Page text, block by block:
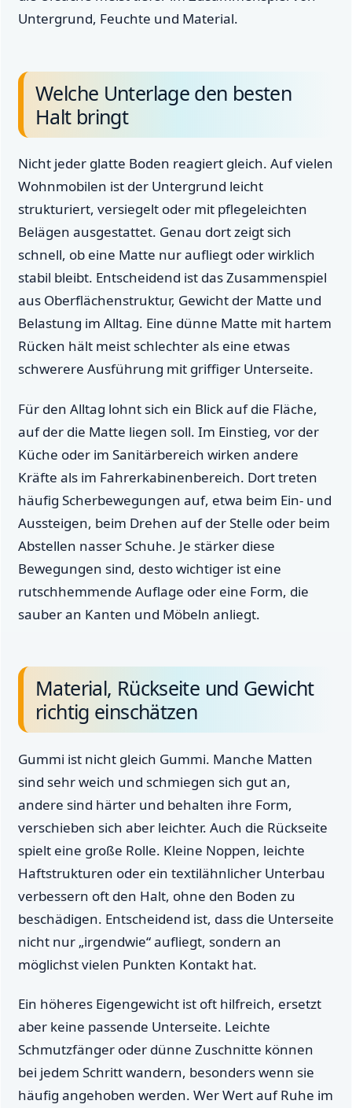
Untergrund, Feuchte und Material.
Welche Unterlage den besten
Halt bringt
Nicht jeder glatte Boden reagiert gleich. Auf vielen
Wohnmobilen ist der Untergrund leicht
strukturiert, versiegelt oder mit pflegeleichten
Belägen ausgestattet. Genau dort zeigt sich
schnell, ob eine Matte nur aufliegt oder wirklich
stabil bleibt. Entscheidend ist das Zusammenspiel
aus Oberflächenstruktur, Gewicht der Matte und
Belastung im Alltag. Eine dünne Matte mit hartem
Rücken hält meist schlechter als eine etwas
schwerere Ausführung mit griffiger Unterseite.
Für den Alltag lohnt sich ein Blick auf die Fläche,
auf der die Matte liegen soll. Im Einstieg, vor der
Küche oder im Sanitärbereich wirken andere
Kräfte als im Fahrerkabinenbereich. Dort treten
häufig Scherbewegungen auf, etwa beim Ein- und
Aussteigen, beim Drehen auf der Stelle oder beim
Abstellen nasser Schuhe. Je stärker diese
Bewegungen sind, desto wichtiger ist eine
rutschhemmende Auflage oder eine Form, die
sauber an Kanten und Möbeln anliegt.
Material, Rückseite und Gewicht
richtig einschätzen
Gummi ist nicht gleich Gummi. Manche Matten
sind sehr weich und schmiegen sich gut an,
andere sind härter und behalten ihre Form,
verschieben sich aber leichter. Auch die Rückseite
spielt eine große Rolle. Kleine Noppen, leichte
Haftstrukturen oder ein textilähnlicher Unterbau
verbessern oft den Halt, ohne den Boden zu
beschädigen. Entscheidend ist, dass die Unterseite
nicht nur „irgendwie“ aufliegt, sondern an
möglichst vielen Punkten Kontakt hat.
Ein höheres Eigengewicht ist oft hilfreich, ersetzt
aber keine passende Unterseite. Leichte
Schmutzfänger oder dünne Zuschnitte können
bei jedem Schritt wandern, besonders wenn sie
häufig angehoben werden. Wer Wert auf Ruhe im